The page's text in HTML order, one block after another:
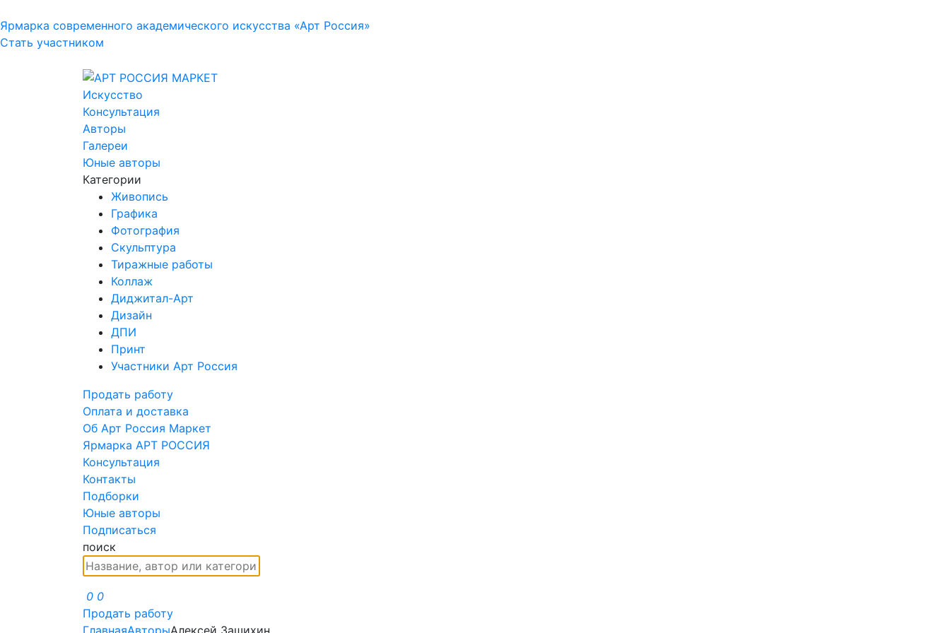
Ярмарка современного академического искусства «Арт Россия»
Стать участником
Искусство
Консультация
Авторы
Галереи
Юные авторы
Категории
Живопись
Графика
Фотография
Скульптура
Тиражные работы
Коллаж
Диджитал-Арт
Дизайн
ДПИ
Принт
Участники Арт Россия
Продать работу
Оплата и доставка
Об Арт Россия Маркет
Ярмарка АРТ РОССИЯ
Консультация
Контакты
Подборки
Юные авторы
Подписаться
поиск
0 0
Продать работу
ГлавнаяАвторыАлексей Зашихин